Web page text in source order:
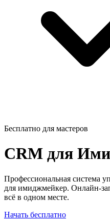
Бесплатно для мастеров
CRM для
Профессиональная система
для имиджмейкер. Онлайн-
всё в одном месте.
Начать бесплатно